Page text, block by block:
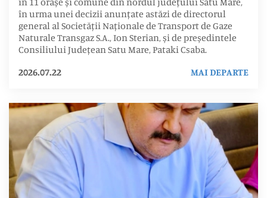
în urma unei decizii anunțate astăzi de directorul
general al Societății Naționale de Transport de Gaze
Naturale Transgaz S.A., Ion Sterian, și de președintele
Consiliului Județean Satu Mare, Pataki Csaba.
2026.07.22
MAI DEPARTE